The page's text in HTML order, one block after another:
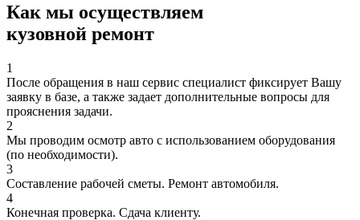
Как мы осуществляем
кузовной ремонт
1
После обращения в наш сервис специалист фиксирует Вашу
заявку в базе, а также задает дополнительные вопросы для
прояснения задачи.
2
Мы проводим осмотр авто с использованием оборудования
(по необходимости).
3
Составление рабочей сметы. Ремонт автомобиля.
4
Конечная проверка. Сдача клиенту.